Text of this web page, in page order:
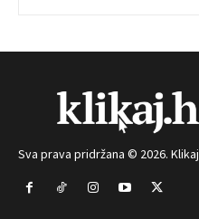
Sva prava pridržana © 2026.